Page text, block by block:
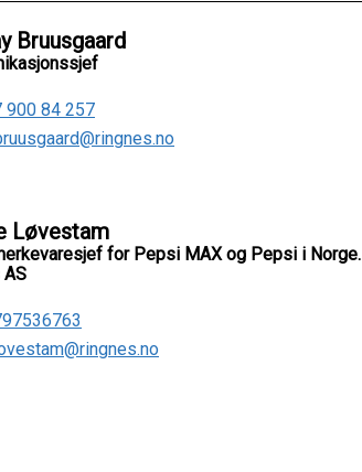
Bruusgaard
900 84 257
Løvestam
for Pepsi MAX og Pepsi i Norge.
AS